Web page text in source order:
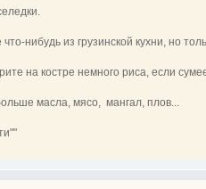
что-нибудь из грузинской кухни, но
на костре немного риса, если
масла, мясо, мангал, плов...